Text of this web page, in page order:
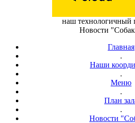
наш технологичный
Новости
Главная
.
Наши
.
Меню
.
План
.
Новости